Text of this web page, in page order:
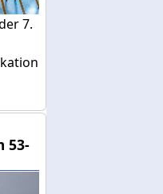
7.
53-